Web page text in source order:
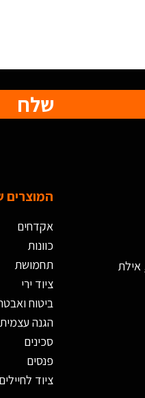
שלח
המוצרים
אקדחים
כוונות
תחמושת
ציוד ירי
ביטוח
הגנה עצמית
סכינים
פנסים
ציוד לחיילים